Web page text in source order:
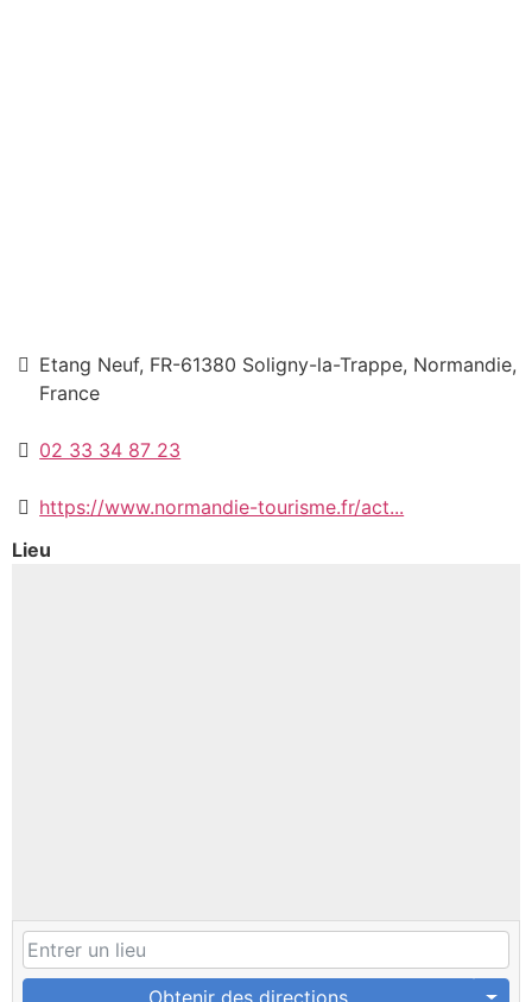
Etang Neuf, FR-61380 Soligny-la-Trappe, Normandie,
France
02 33 34 87 23
https://www.normandie-tourisme.fr/act...
Lieu